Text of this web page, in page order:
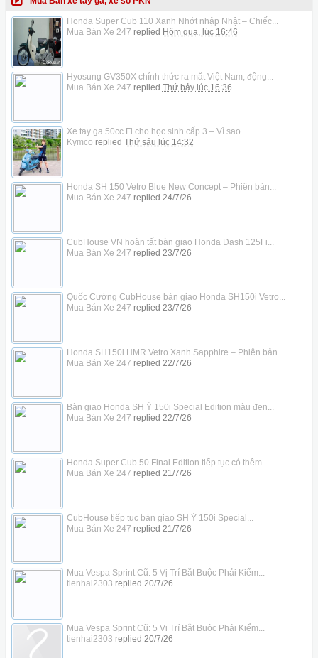
Honda Super Cub 110 Xanh Nhớt nhập Nhật – Chiếc...
Mua Bán Xe 247 replied Hôm qua, lúc 16:46
Hyosung GV350X chính thức ra mắt Việt Nam, động...
Mua Bán Xe 247 replied Thứ bảy lúc 16:36
Xe tay ga 50cc Fi cho học sinh cấp 3 – Vì sao...
Kymco replied Thứ sáu lúc 14:32
Honda SH 150 Vetro Blue New Concept – Phiên bản...
Mua Bán Xe 247 replied 24/7/26
CubHouse VN hoàn tất bàn giao Honda Dash 125Fi...
Mua Bán Xe 247 replied 23/7/26
Quốc Cường CubHouse bàn giao Honda SH150i Vetro...
Mua Bán Xe 247 replied 23/7/26
Honda SH150i HMR Vetro Xanh Sapphire – Phiên bản...
Mua Bán Xe 247 replied 22/7/26
Bàn giao Honda SH Ý 150i Special Edition màu đen...
Mua Bán Xe 247 replied 22/7/26
Honda Super Cub 50 Final Edition tiếp tục có thêm...
Mua Bán Xe 247 replied 21/7/26
CubHouse tiếp tục bàn giao SH Ý 150i Special...
Mua Bán Xe 247 replied 21/7/26
Mua Vespa Sprint Cũ: 5 Vị Trí Bắt Buộc Phải Kiểm...
tienhai2303 replied 20/7/26
Mua Vespa Sprint Cũ: 5 Vị Trí Bắt Buộc Phải Kiểm...
tienhai2303 replied 20/7/26